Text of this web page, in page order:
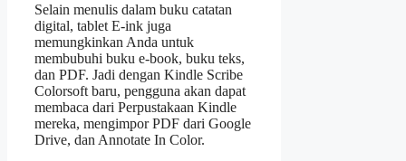
Selain menulis dalam buku catatan
digital, tablet E-ink juga
memungkinkan Anda untuk
membubuhi buku e-book, buku teks,
dan PDF. Jadi dengan Kindle Scribe
Colorsoft baru, pengguna akan dapat
membaca dari Perpustakaan Kindle
mereka, mengimpor PDF dari Google
Drive, dan Annotate In Color.